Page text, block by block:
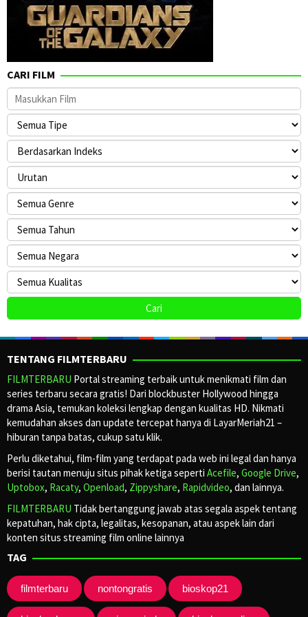
CARI FILM
TENTANG FILMTERBARU
FILMTERBARU Portal streaming terbaik untuk menikmati film dan
series terbaru secara gratis! Dari blockbuster Hollywood hingga
drama Asia, temukan koleksi lengkap dengan kualitas HD. Nikmati
kemudahan akses dan update tercepat hanya di LayarMeriah21 –
hiburan tanpa batas, cukup satu klik.
Perlu diketahui, film-film yang terdapat pada web ini legal dan hanya
berisi tautan menuju situs pihak ketiga seperti Acefile, Google Drive,
Uptobox, Racaty, Openload, Zippyshare, Rapidvideo, dan lainnya.
FILMTERBARU Tidak bertanggung jawab atas segala aspek tentang
kepatuhan, hak cipta, legalitas, kesopanan, atau aspek lain dari
konten situs streaming film online lainnya
TAG
filmterbaru nontongratis bioskop21